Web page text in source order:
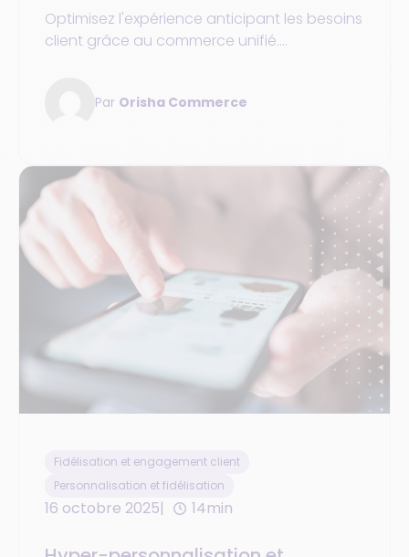
méthodes, outils et cas concrets
Optimisez l'expérience anticipant les besoins
client grâce au commerce unifié.
Par Orisha Commerce
Fidélisation et engagement client
Personnalisation et fidélisation
16 octobre 2025 14min